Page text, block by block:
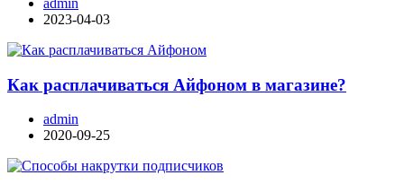
admin
2023-04-03
Как расплачиваться Айфоном в магазине?
admin
2020-09-25